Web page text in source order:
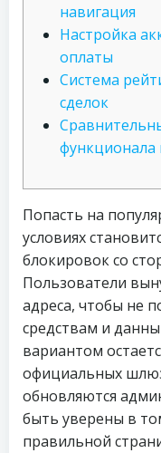
навигация
Настройка
оплаты
Система
сделок
Попасть на
условиях
блокировок со
Пользователи
адреса, чтобы не
средствам и
вариантом
официальных
обновляются
быть уверены в
правильной